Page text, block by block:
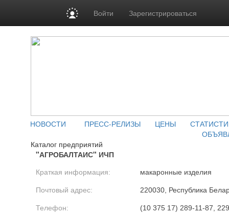
Войти Зарегистрироваться
НОВОСТИ ПРЕСС-РЕЛИЗЫ ЦЕНЫ
Каталог предприятий
"АГРОБАЛТАИС" ИЧП
Краткая информация: макаронные изделия
Почтовый адрес: 220030, Республика
Телефон: (10 375 17) 289-11-87,